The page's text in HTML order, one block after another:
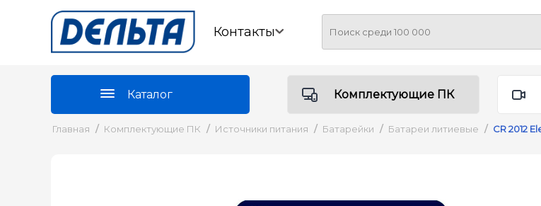
Контакты
Каталог Комплектующие ПК
Главная / Комплектующие ПК / Источники питания / Батарейки / Батареи литиевые / CR 2012